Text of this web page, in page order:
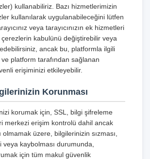
kullanabiliriz. Bazı hizmetlerimizin
kullanılarak uygulanabileceğini lütfen
veya tarayıcınızın ek hizmetleri
kabulünü değiştirebilir veya
ancak bu, platformla ilgili
platform tarafından sağlanan
erişiminizi etkileyebilir.
Korunması
korumak için, SSL, bilgi şifreleme
merkezi erişim kontrolü dahil ancak
olmamak üzere, bilgilerinizin sızması,
kaybolması durumunda,
için tüm makul güvenlik